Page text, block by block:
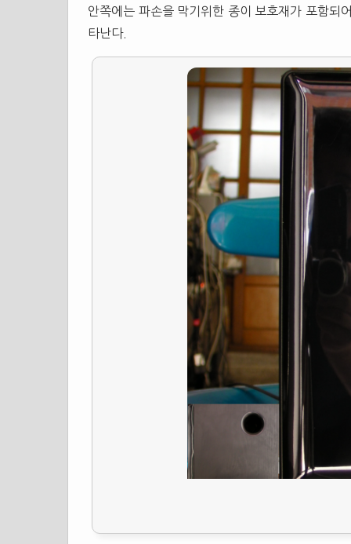
안쪽에는 파손을 막기위한 종이 보호재가 포함되
타난다.